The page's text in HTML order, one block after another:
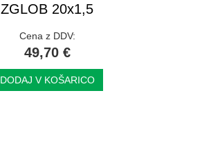
ZGLOB 20x1,5
Cena z DDV:
49,70 €
DODAJ V KOŠARICO